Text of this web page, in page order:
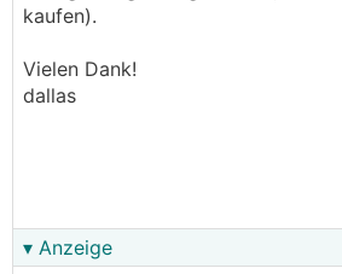
kaufen).
Vielen Dank!
dallas
▾ Anzeige